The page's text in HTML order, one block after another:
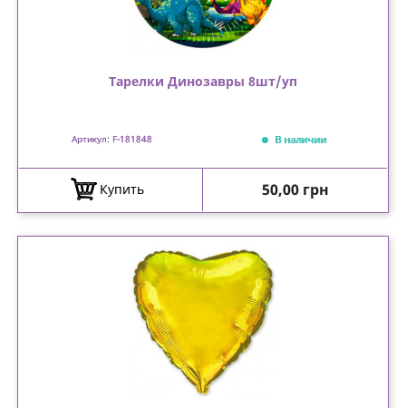
Тарелки Динозавры 8шт/уп
Артикул: F-181848 В наличии
Купить Цена
50,00 грн